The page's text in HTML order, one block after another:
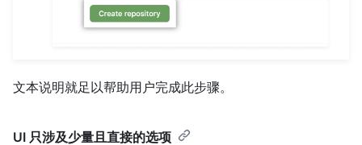
文本说明就足以帮助用户完成此步骤。
UI 只涉及少量且直接的选项